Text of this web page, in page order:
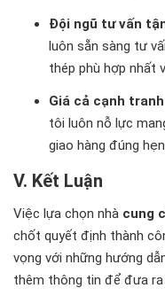
Đội ngũ tư vấn
luôn sẵn sàng tư
thép phù hợp nhất
Giá cả cạnh
tôi luôn nỗ lực
giao hàng đúng
V. Kết Luận
Việc lựa chọn nhà cung
chốt quyết định thành
vọng với những hướng
thêm thông tin để đưa